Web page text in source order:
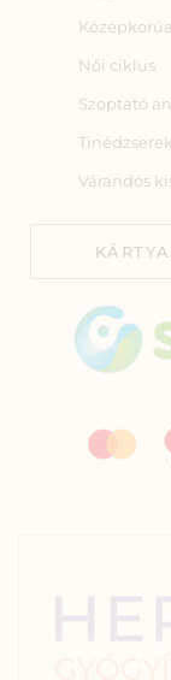
Női ciklus
Szoptató
Tinédzserek
Várandós